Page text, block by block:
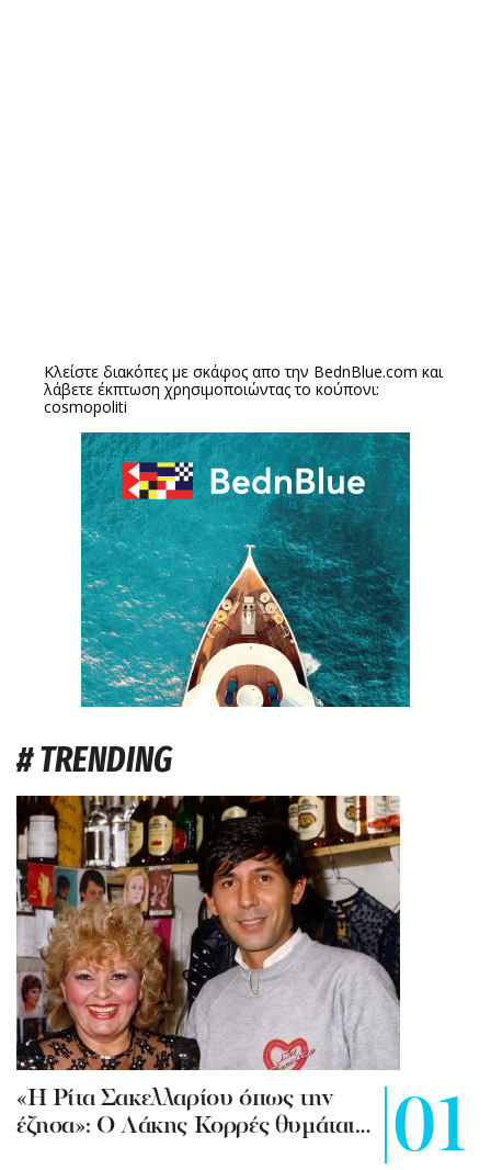
Κλείστε διακόπες με σκάφος απο την BednBlue.com και
λάβετε έκπτωση χρησιμοποιώντας το κούπονι:
cosmopoliti
# TRENDING
«Η Ρίτα Σακελλαρίου όπως την
έζησα»: Ο Λάκης Κορρές θυμάται…